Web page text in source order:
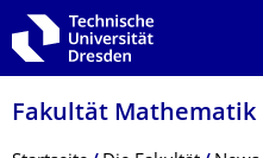
Zur Hauptnavigation springen
Zur Suche springen
Zum Inhalt springen
Fakultät Mathematik